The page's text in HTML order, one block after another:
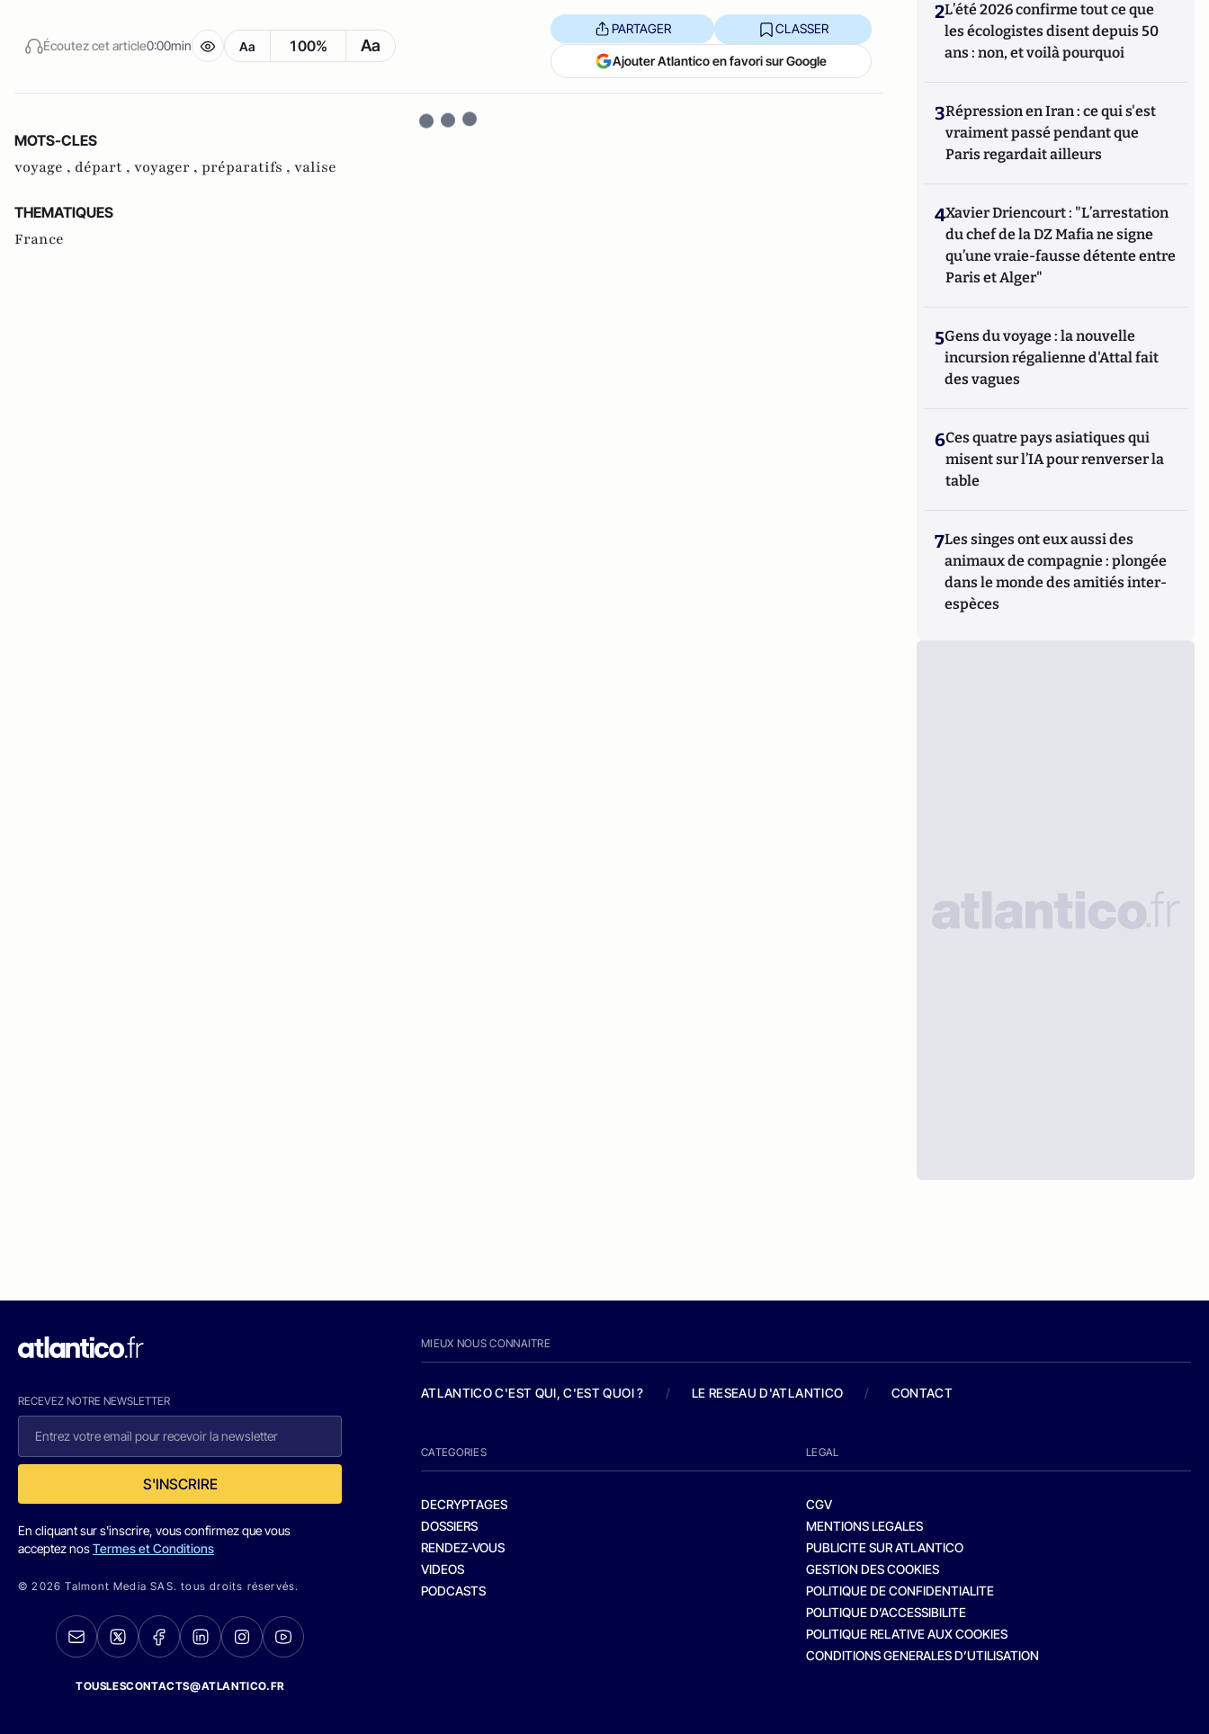
Écoutez cet article0:00min Aa 100% Aa
PARTAGER CLASSER
Ajouter Atlantico en favori sur Google
MOTS-CLES
voyage , départ , voyager , préparatifs , valise
THEMATIQUES
France
2L’été 2026 confirme tout ce que
les écologistes disent depuis 50
ans : non, et voilà pourquoi
3Répression en Iran : ce qui s'est
vraiment passé pendant que
Paris regardait ailleurs
4Xavier Driencourt : "L’arrestation
du chef de la DZ Mafia ne signe
qu’une vraie-fausse détente entre
Paris et Alger"
5Gens du voyage : la nouvelle
incursion régalienne d'Attal fait
des vagues
6Ces quatre pays asiatiques qui
misent sur l’IA pour renverser la
table
7Les singes ont eux aussi des
animaux de compagnie : plongée
dans le monde des amitiés inter-
espèces
RECEVEZ NOTRE NEWSLETTER
S'INSCRIRE
En cliquant sur s'inscrire, vous confirmez que vous
acceptez nosTermes et Conditions
© 2026 Talmont Media SAS. tous droits réservés.
TOUSLESCONTACTS@ATLANTICO.FR
MIEUX NOUS CONNAITRE
ATLANTICO C'EST QUI, C'EST QUOI ? / LE RESEAU D'ATLANTICO / CONTACT
CATEGORIES
DECRYPTAGES
DOSSIERS
RENDEZ-VOUS
VIDEOS
PODCASTS
LEGAL
CGV
MENTIONS LEGALES
PUBLICITE SUR ATLANTICO
GESTION DES COOKIES
POLITIQUE DE CONFIDENTIALITE
POLITIQUE D’ACCESSIBILITE
POLITIQUE RELATIVE AUX COOKIES
CONDITIONS GENERALES D’UTILISATION